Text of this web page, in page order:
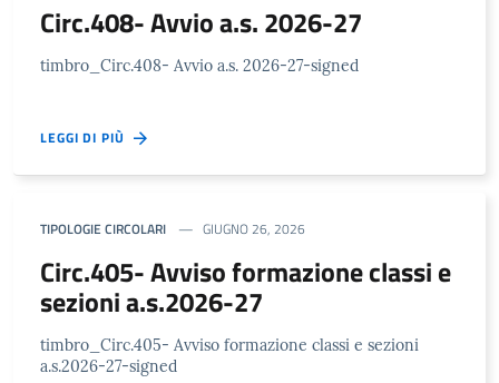
Circ.408- Avvio a.s. 2026-27
timbro_Circ.408- Avvio a.s. 2026-27-signed
LEGGI DI PIÙ
TIPOLOGIE CIRCOLARI GIUGNO 26, 2026
Circ.405- Avviso formazione classi e
sezioni a.s.2026-27
timbro_Circ.405- Avviso formazione classi e sezioni
a.s.2026-27-signed